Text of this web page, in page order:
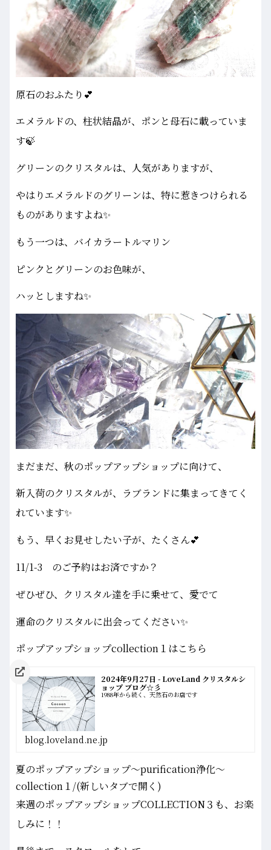
原石のおふたり💕
エメラルドの、柱状結晶が、ポンと母石に載っていま
す🍃
グリーンのクリスタルは、人気がありますが、
やはりエメラルドのグリーンは、特に惹きつけられる
ものがありますよね✨
もう一つは、バイカラートルマリン
ピンクとグリーンのお色味が、
ハッとしますね✨
まだまだ、秋のポップアップショップに向けて、
新入荷のクリスタルが、ラブランドに集まってきてく
れています✨
もう、早くお見せしたい子が、たくさん💕
11/1-3 のご予約はお済ですか？
ぜひぜひ、クリスタル達を手に乗せて、愛でて
運命のクリスタルに出会ってください✨
ポップアップショップcollection１はこちら
2024年9月27日 - LoveLand クリスタルシ
ョップ ブログ☆彡
1988年から続く、天然石のお店です
blog.loveland.ne.jp
夏のポップアップショップ～purification浄化～
collection１/(新しいタブで開く)
来週のポップアップショップCOLLECTION３も、お楽
しみに！！